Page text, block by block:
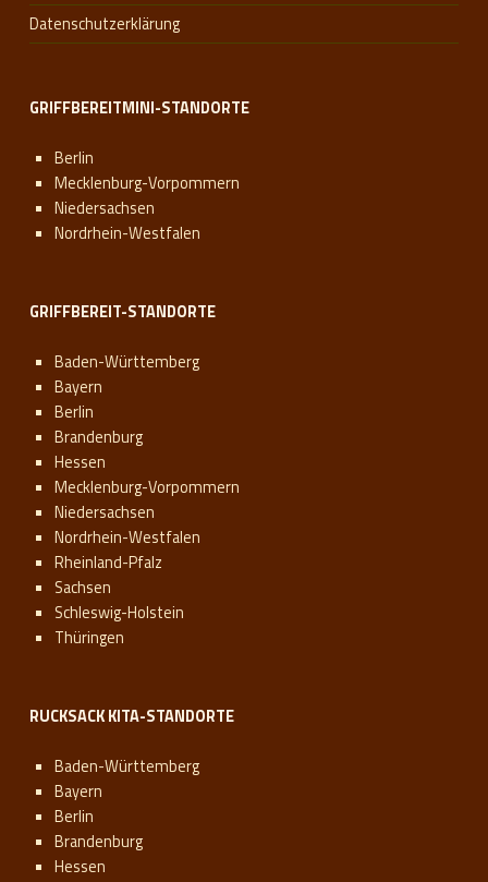
Datenschutzerklärung
GRIFFBEREITMINI-STANDORTE
Berlin
Mecklenburg-Vorpommern
Niedersachsen
Nordrhein-Westfalen
GRIFFBEREIT-STANDORTE
Baden-Württemberg
Bayern
Berlin
Brandenburg
Hessen
Mecklenburg-Vorpommern
Niedersachsen
Nordrhein-Westfalen
Rheinland-Pfalz
Sachsen
Schleswig-Holstein
Thüringen
RUCKSACK KITA-STANDORTE
Baden-Württemberg
Bayern
Berlin
Brandenburg
Hessen